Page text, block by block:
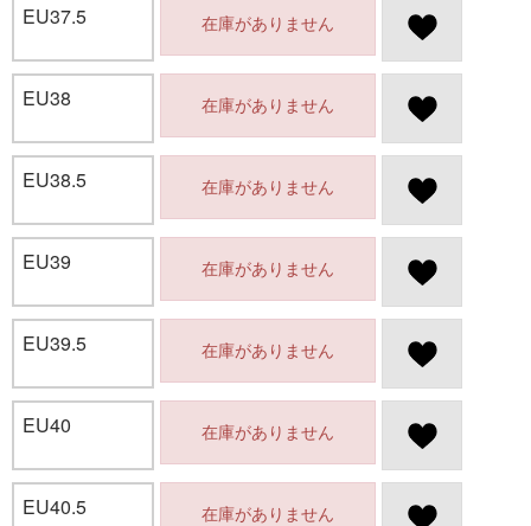
EU37.5 在庫がありません
EU38 在庫がありません
EU38.5 在庫がありません
EU39 在庫がありません
EU39.5 在庫がありません
EU40 在庫がありません
EU40.5 在庫がありません